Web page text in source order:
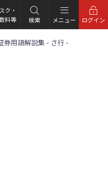
ク・
料等
検索 メニュー ログイン
券用語解説集 - さ行 -